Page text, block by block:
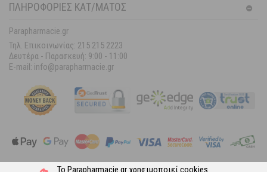
Το Parapharmacie.gr χρησιμοποιεί cookies
ΠΛΗΡΟΦΟΡΙΕΣ ΚΑΤ/ΜΑΤΟΣ
Parapharmacie.gr
Τηλ. Επικοινωνίας: 215 215 2223
Δευτέρα - Παρασκευή: 9:00 - 11:00
E-mail: info@parapharmacie.gr